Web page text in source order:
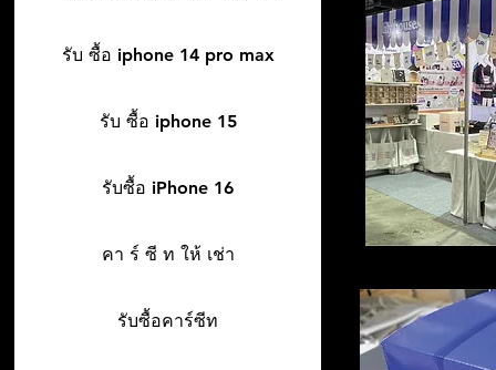
รับ ซื้อ iphone 14 pro max
รับ ซื้อ iphone 15
รับซื้อ iPhone 16
คา ร์ ซี ท ให้ เช่า
รับซื้อคาร์ซีท